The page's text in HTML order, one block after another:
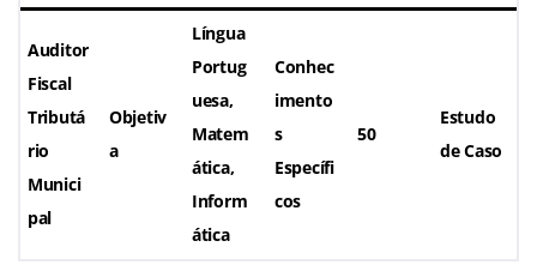
Auditor
Fiscal
Tributá
rio
Munici
pal
Objetiv
a
Língua
Portug
uesa,
Matem
ática,
Inform
ática
Conhec
imento
s
Específi
cos
50
Estudo
de Caso